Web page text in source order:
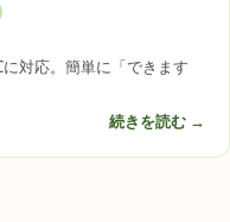
対応。簡単に「できます
続きを読む →